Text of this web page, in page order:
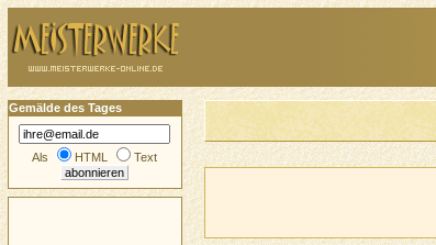
Gemälde des Tages
Als HTML Text